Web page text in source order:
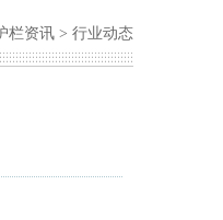
栏资讯 > 行业动态